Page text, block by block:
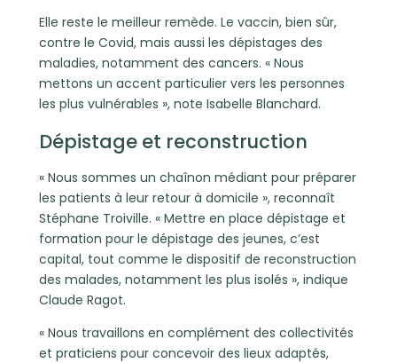
Elle reste le meilleur remède. Le vaccin, bien sûr,
contre le Covid, mais aussi les dépistages des
maladies, notamment des cancers. « Nous
mettons un accent particulier vers les personnes
les plus vulnérables », note Isabelle Blanchard.
Dépistage et reconstruction
« Nous sommes un chaînon médiant pour préparer
les patients à leur retour à domicile », reconnaît
Stéphane Troiville. « Mettre en place dépistage et
formation pour le dépistage des jeunes, c’est
capital, tout comme le dispositif de reconstruction
des malades, notamment les plus isolés », indique
Claude Ragot.
« Nous travaillons en complément des collectivités
et praticiens pour concevoir des lieux adaptés,